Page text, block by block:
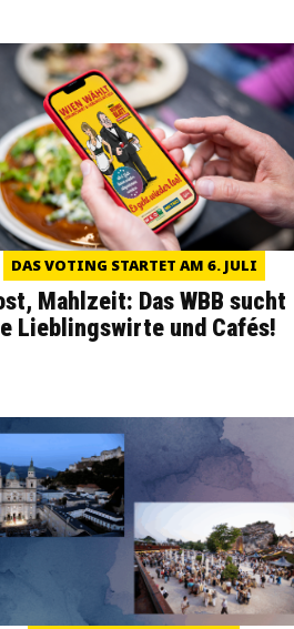
DAS VOTING STARTET AM 6. JULI
Mahlzeit: Das WBB sucht
Lieblingswirte und Cafés!